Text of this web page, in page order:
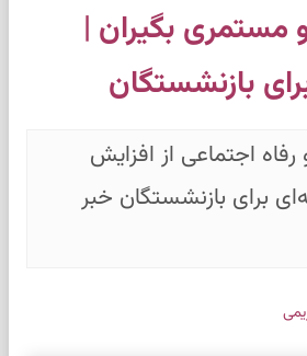
مستمری بگیران |
بازنشستگان
رفاه اجتماعی از افزایش
برای بازنشستگان خبر